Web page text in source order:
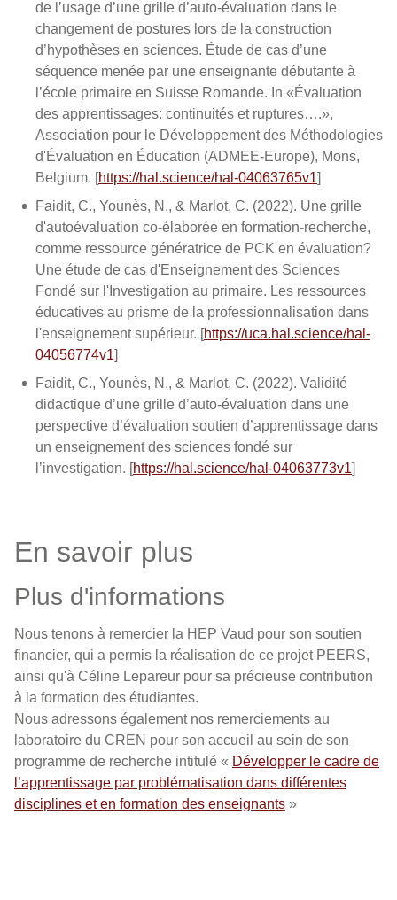
de l’usage d’une grille d’auto-évaluation dans le
changement de postures lors de la construction
d’hypothèses en sciences. Étude de cas d’une
séquence menée par une enseignante débutante à
l’école primaire en Suisse Romande. In «Évaluation
des apprentissages: continuités et ruptures….»,
Association pour le Développement des Méthodologies
d'Évaluation en Éducation (ADMEE-Europe), Mons,
Belgium. [https://hal.science/hal-04063765v1]
Faidit, C., Younès, N., & Marlot, C. (2022). Une grille
d'autoévaluation co-élaborée en formation-recherche,
comme ressource génératrice de PCK en évaluation?
Une étude de cas d'Enseignement des Sciences
Fondé sur l'Investigation au primaire. Les ressources
éducatives au prisme de la professionnalisation dans
l'enseignement supérieur. [https://uca.hal.science/hal-
04056774v1]
Faidit, C., Younès, N., & Marlot, C. (2022). Validité
didactique d’une grille d’auto-évaluation dans une
perspective d’évaluation soutien d’apprentissage dans
un enseignement des sciences fondé sur
l’investigation. [https://hal.science/hal-04063773v1]
En savoir plus
Plus d'informations
Nous tenons à remercier la HEP Vaud pour son soutien
financier, qui a permis la réalisation de ce projet PEERS,
ainsi qu'à Céline Lepareur pour sa précieuse contribution
à la formation des étudiantes.
Nous adressons également nos remerciements au
laboratoire du CREN pour son accueil au sein de son
programme de recherche intitulé « Développer le cadre de
l’apprentissage par problématisation dans différentes
disciplines et en formation des enseignants »